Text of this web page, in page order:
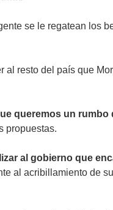
se le regatean los
al resto del país que
queremos un rumbo
propuestas.
al gobierno que
al acribillamiento de